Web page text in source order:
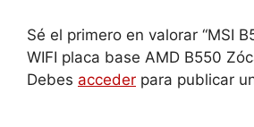
Sé el primero en valorar “MSI
WIFI placa base AMD B550
Debes acceder para publicar